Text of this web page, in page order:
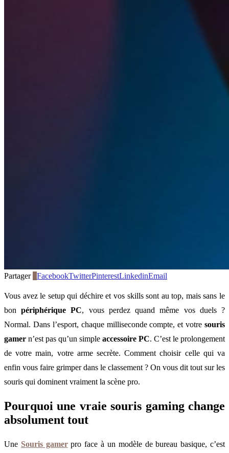
Partager FacebookTwitterPinterestLinkedinEmail
Vous avez le setup qui déchire et vos skills sont au top, mais sans le
bonpériphérique PC, vous perdez quand même vos duels ?
Normal. Dans l’esport, chaque milliseconde compte, et votre souris
gamer n’est pas qu’un simple accessoire PC. C’est le prolongement
de votre main, votre arme secrète. Comment choisir celle qui va
enfin vous faire grimper dans le classement ? On vous dit tout sur les
souris qui dominent vraiment la scène pro.
Pourquoi une vraie souris gaming change
absolument tout
Une Souris gamerpro face à un modèle de bureau basique, c’est